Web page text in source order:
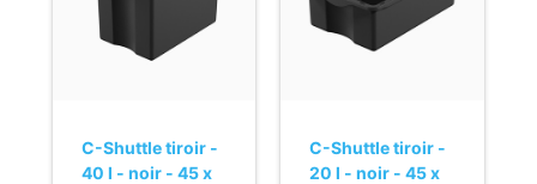
C-Shuttle tiroir -
40 l - noir - 45 x
C-Shuttle tiroir -
20 l - noir - 45 x